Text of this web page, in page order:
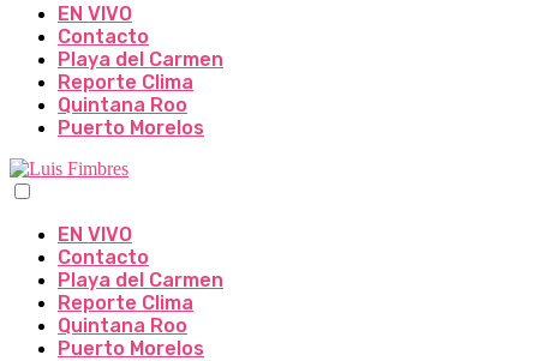
EN VIVO
Contacto
Playa del Carmen
Reporte Clima
Quintana Roo
Puerto Morelos
EN VIVO
Contacto
Playa del Carmen
Reporte Clima
Quintana Roo
Puerto Morelos